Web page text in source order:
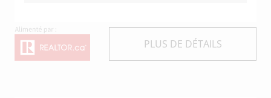
PLUS DE DÉTAILS
Web.